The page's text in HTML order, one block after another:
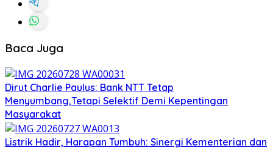
Baca Juga
Dirut Charlie Paulus: Bank NTT Tetap
Menyumbang,Tetapi Selektif Demi Kepentingan
Masyarakat
Listrik Hadir, Harapan Tumbuh: Sinergi Kementerian dan